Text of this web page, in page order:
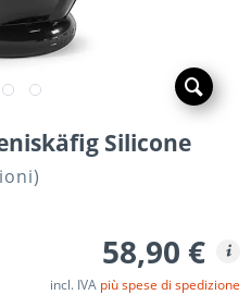
Silicone
)
58,90 €
incl. IVA più spese di spedizione